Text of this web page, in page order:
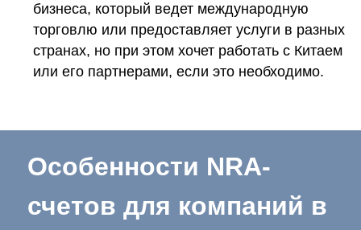
бизнеса, который ведет международную
торговлю или предоставляет услуги в разных
странах, но при этом хочет работать с Китаем
или его партнерами, если это необходимо.
Особенности NRA-
счетов для компаний в